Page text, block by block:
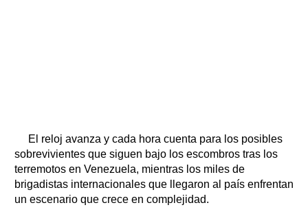
El reloj avanza y cada hora cuenta para los posibles
sobrevivientes que siguen bajo los escombros tras los
terremotos en Venezuela, mientras los miles de
brigadistas internacionales que llegaron al país enfrentan
un escenario que crece en complejidad.